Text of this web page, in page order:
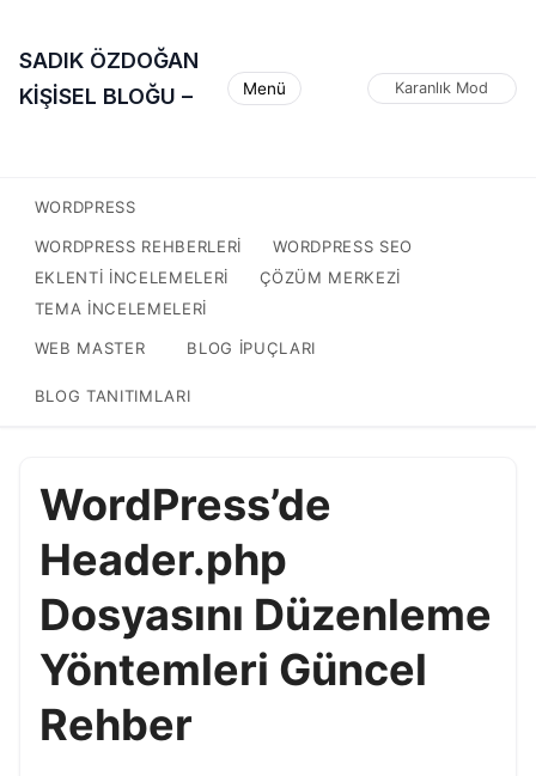
SADIK ÖZDOĞAN
KİŞİSEL BLOĞU –
Menü Karanlık Mod
WORDPRESS
WORDPRESS REHBERLERI
WORDPRESS SEO
EKLENTI INCELEMELERI
ÇÖZÜM MERKEZI
TEMA INCELEMELERI
WEB MASTER BLOG IPUÇLARI
BLOG TANITIMLARI
WordPress’de
Header.php
Dosyasını Düzenleme
Yöntemleri Güncel
Rehber